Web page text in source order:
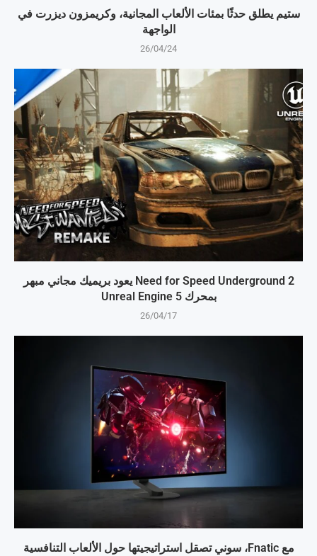
ستيم يطلق حدثًا بمئات الألعاب المجانية، وكريمزون ديزرت في
الواجهة
26/04/24
Need for Speed Underground 2 يعود بريميك مجاني مبهر
بمحرك Unreal Engine 5
26/04/17
مع Fnatic، سوني تصقل استراتيجيتها حول الألعاب التنافسية